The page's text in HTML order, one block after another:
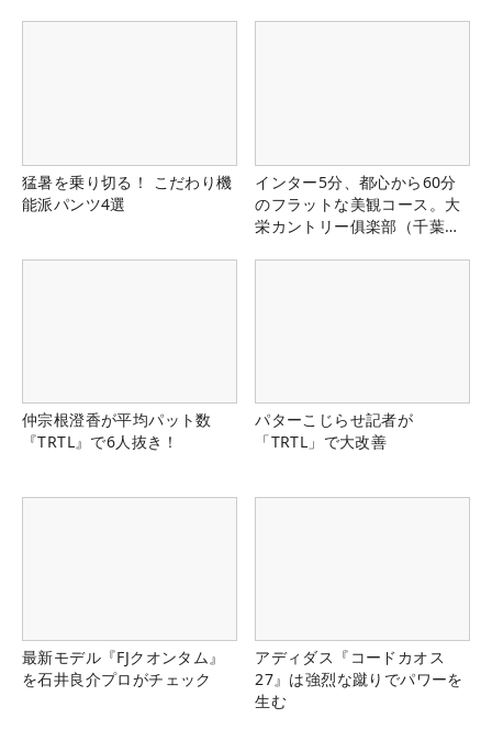
猛暑を乗り切る！ こだわり機
能派パンツ4選
インター5分、都心から60分
のフラットな美観コース。大
栄カントリー俱楽部（千葉
仲宗根澄香が平均パット数
『TRTL』で6人抜き！
パターこじらせ記者が
「TRTL」で大改善
最新モデル『FJクオンタム』
を石井良介プロがチェック
アディダス『コードカオス
27』は強烈な蹴りでパワーを
生む